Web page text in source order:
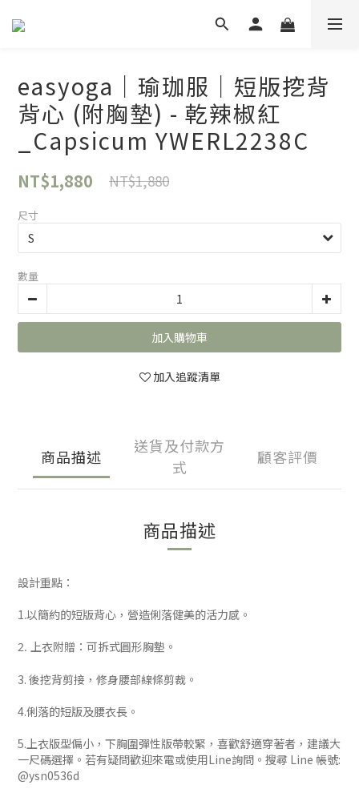
easyoga｜瑜珈服｜短版挖背
背心 (附胸墊) - 乾辣椒紅
_Capsicum YWERL2238C
NT$1,880 NT$1,880
尺寸
數量
加入購物車
加入追蹤清單
商品描述
送貨及付款方
式
顧客評價
商品描述
設計重點：
1.以簡約的短版背心，營造俐落健美的活力感。
2. 上衣附贈：可拆式圓形胸墊。
3. 後挖背剪接， 修身腰部線條剪裁。
4.俐落的短版及腰衣長。
5.上衣版型偏小，下胸圍彈性版帶較緊，喜歡舒適穿著者，建議大
一尺碼選擇。若有疑問歡迎來電或使用Line詢問。搜尋 Line 帳號:
@ysn0536d